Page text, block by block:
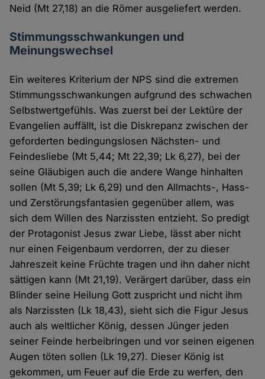
Neid (Mt 27,18) an die Römer ausgeliefert werden.
Stimmungsschwankungen und
Meinungswechsel
Ein weiteres Kriterium der NPS sind die extremen
Stimmungsschwankungen aufgrund des schwachen
Selbstwertgefühls. Was zuerst bei der Lektüre der
Evangelien auffällt, ist die Diskrepanz zwischen der
geforderten bedingungslosen Nächsten- und
Feindesliebe (Mt 5,44; Mt 22,39; Lk 6,27), bei der
seine Gläubigen auch die andere Wange hinhalten
sollen (Mt 5,39; Lk 6,29) und den Allmachts-, Hass-
und Zerstörungsfantasien gegenüber allem, was
sich dem Willen des Narzissten entzieht. So predigt
der Protagonist Jesus zwar Liebe, lässt aber nicht
nur einen Feigenbaum verdorren, der zu dieser
Jahreszeit keine Früchte tragen und ihn daher nicht
sättigen kann (Mt 21,19). Verärgert darüber, dass ein
Blinder seine Heilung Gott zuspricht und nicht ihm
als Narzissten (Lk 18,43), sieht sich die Figur Jesus
auch als weltlicher König, dessen Jünger jeden
seiner Feinde herbeibringen und vor seinen eigenen
Augen töten sollen (Lk 19,27). Dieser König ist
gekommen, um Feuer auf die Erde zu werfen, den